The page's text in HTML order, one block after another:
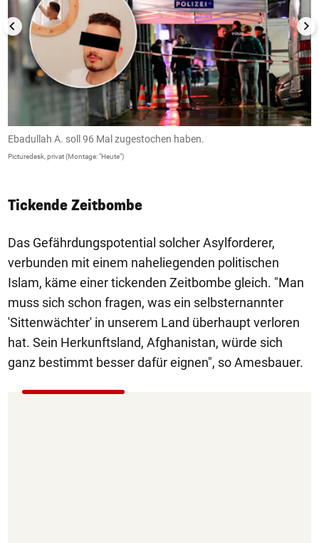
Ebadullah A. soll 96 Mal zugestochen haben.
Picturedesk, privat (Montage: "Heute")
Tickende Zeitbombe
Das Gefährdungspotential solcher Asylforderer,
verbunden mit einem naheliegenden politischen
Islam, käme einer tickenden Zeitbombe gleich. "Man
muss sich schon fragen, was ein selbsternannter
'Sittenwächter' in unserem Land überhaupt verloren
hat. Sein Herkunftsland, Afghanistan, würde sich
ganz bestimmt besser dafür eignen", so Amesbauer.